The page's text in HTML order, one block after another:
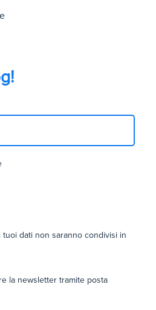
tuoi dati non saranno condivisi in
la newsletter tramite posta